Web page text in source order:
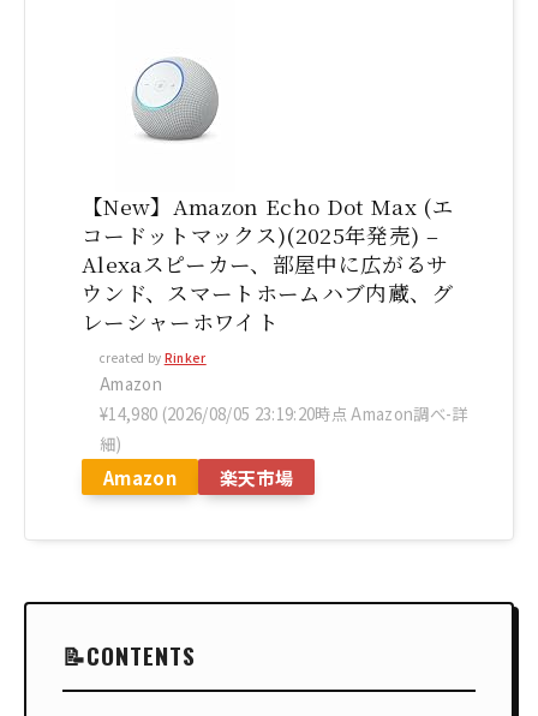
【New】Amazon Echo Dot Max (エ
コードットマックス)(2025年発売) –
Alexaスピーカー、部屋中に広がるサ
ウンド、スマートホームハブ内蔵、グ
レーシャーホワイト
created by Rinker
Amazon
¥14,980 (2026/08/05 23:19:20時点 Amazon調べ-詳
細)
Amazon 楽天市場
CONTENTS